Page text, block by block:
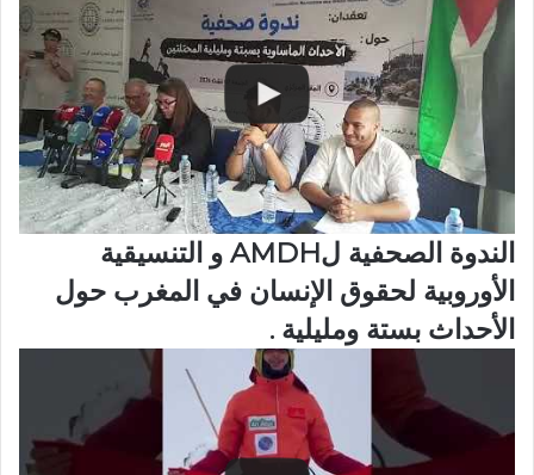
الندوة الصحفية لAMDH و التنسيقية
الأوروبية لحقوق الإنسان في المغرب حول
الأحداث بستة ومليلية .